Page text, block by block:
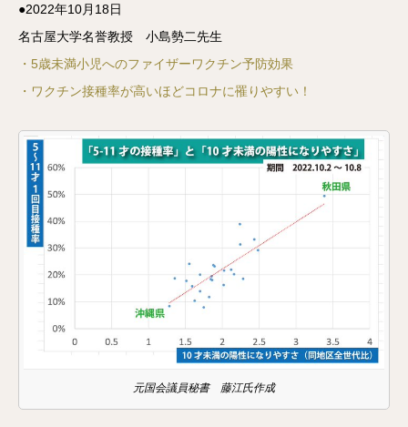
にて補足しています。 １）遺伝子ワクチンである コロナワ
クチンはDNAワクチンまたはRNAワクチンで、コロナウイ
ルスの遺伝子をワクチンとして使っています。遺伝子ワク
チンは現在まだ研究途上の実験段階で、人間用に大規模で
か予
●2022年10月18日
名古屋大学名誉教授 小島勢二先生
・5歳未満小児へのファイザーワクチン予防効果
・ワクチン接種率が高いほどコロナに罹りやすい！
元国会議員秘書 藤江氏作成